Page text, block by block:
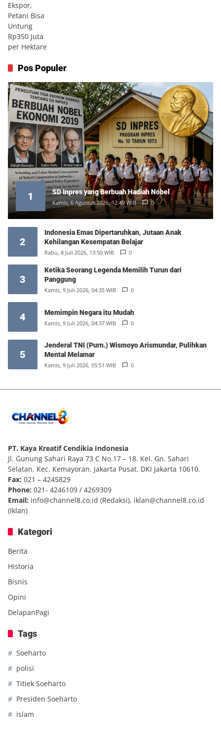
Pos Populer
1 SD Inpres yang Berbuah Hadiah Nobel
Kamis, 6 Agustus 2026, 12:49 WIB 0
2
Indonesia Emas Dipertaruhkan, Jutaan Anak
Kehilangan Kesempatan Belajar
Rabu, 8 Juli 2026, 13:50 WIB 0
3
Ketika Seorang Legenda Memilih Turun dari
Panggung
Kamis, 9 Juli 2026, 04:35 WIB 0
4 Memimpin Negara itu Mudah
Kamis, 9 Juli 2026, 04:37 WIB 0
5
Jenderal TNI (Purn.) Wismoyo Arismundar, Pulihkan
Mental Melamar
Kamis, 9 Juli 2026, 05:51 WIB 0
PT. Kaya Kreatif Cendikia Indonesia
Jl. Gunung Sahari Raya 73 C No.17 – 18. Kel. Gn. Sahari
Selatan. Kec. Kemayoran. Jakarta Pusat. DKI Jakarta 10610.
Fax: 021 – 4245829
Phone: 021- 4246109 / 4269309
Email: info@channel8.co.id (Redaksi), iklan@channel8.co.id
(Iklan)
Kategori
Berita
Historia
Bisnis
Opini
DelapanPagi
Tags
Soeharto
polisi
Titiek Soeharto
Presiden Soeharto
islam